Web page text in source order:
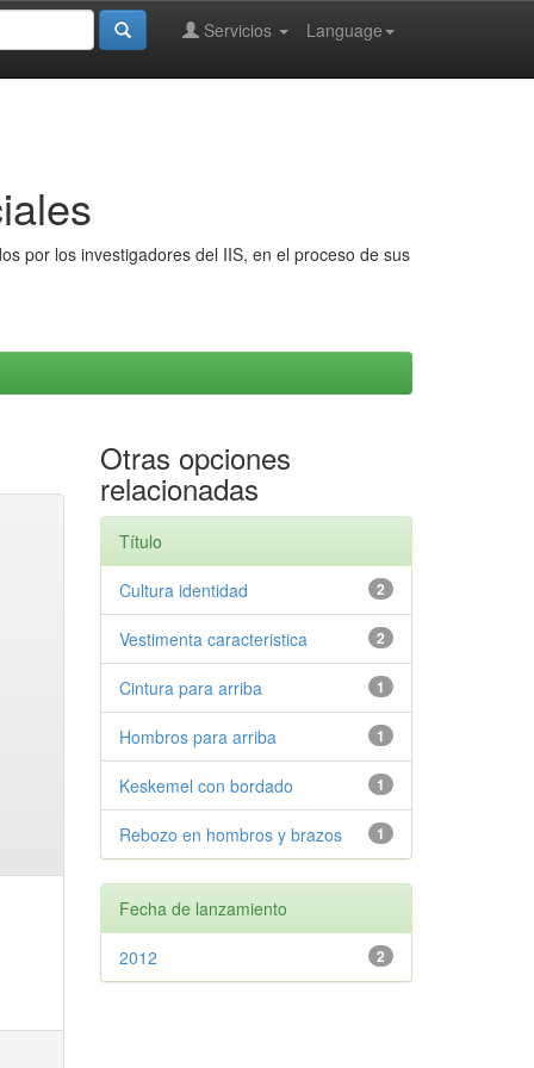
Language
Servicios
por los investigadores del IIS, en el proceso de sus
Otras opciones
relacionadas
Título
2
Cultura identidad
2
Vestimenta caracteristica
1
Cintura para arriba
1
Hombros para arriba
1
Keskemel con bordado
1
Rebozo en hombros y brazos
Fecha de lanzamiento
2
2012